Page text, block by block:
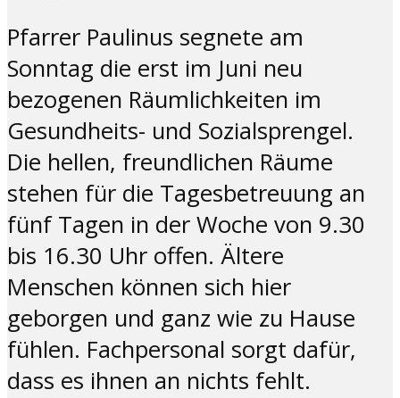
Pfarrer Paulinus segnete am
Sonntag die erst im Juni neu
bezogenen Räumlichkeiten im
Gesundheits- und Sozialsprengel.
Die hellen, freundlichen Räume
stehen für die Tagesbetreuung an
fünf Tagen in der Woche von 9.30
bis 16.30 Uhr offen. Ältere
Menschen können sich hier
geborgen und ganz wie zu Hause
fühlen. Fachpersonal sorgt dafür,
dass es ihnen an nichts fehlt.